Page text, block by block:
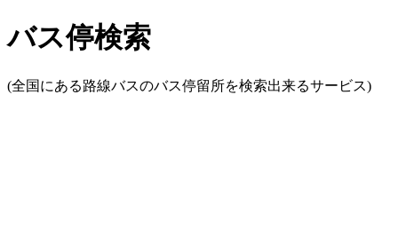
バス停検索
(全国にある路線バスのバス停留所を検索出来るサービス)